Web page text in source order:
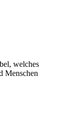
welches
Menschen